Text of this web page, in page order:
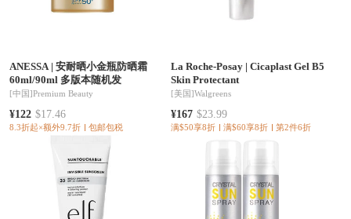
ANESSA| 安耐晒小金瓶防晒霜
60ml/90ml 多版本随机发
[中国]Premium Beauty
¥122 $17.46
8.3折起×额外9.7折 包邮包税
La Roche-Posay |Cicaplast Gel B5
Skin Protectant
[美国]Walgreens
¥167 $23.99
满$50享8折 满$60享8折 第2件6折